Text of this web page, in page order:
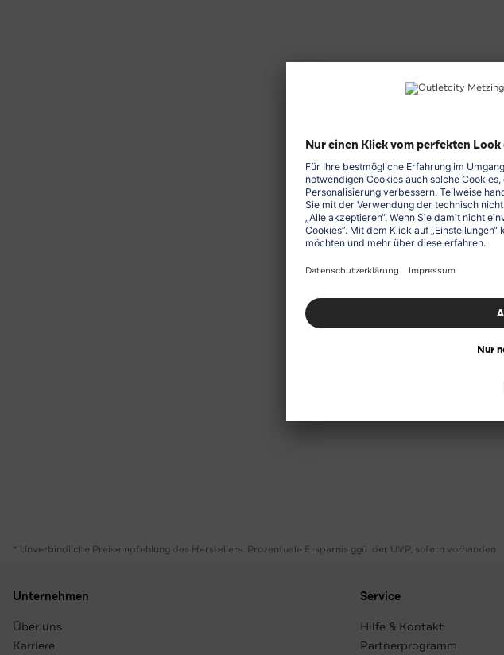
* Unverbindliche Preisempfehlung des Herstellers. Prozentuale Ersparnis ggü. der UVP, sofern vorhanden
Unternehmen
Über uns
Karriere
Service
Hilfe & Kontakt
Partnerprogramm